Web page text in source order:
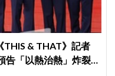
THIS & THAT》記者
告「以熱治熱」炸裂夏